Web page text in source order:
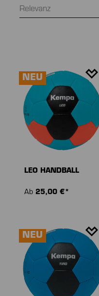
Relevanz
NEU
LEO HANDBALL
Ab 25,00 €*
NEU